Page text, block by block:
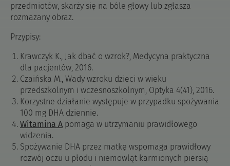
przedmiotów, skarży się na bóle głowy lub zgłasza
rozmazany obraz.
Przypisy:
Krawczyk K., Jak dbać o wzrok?, Medycyna praktyczna
dla pacjentów, 2016.
Czaińska M., Wady wzroku dzieci w wieku
przedszkolnym i wczesnoszkolnym, Optyka 4(41), 2016.
Korzystne działanie występuje w przypadku spożywania
100 mg DHA dziennie.
Witamina A pomaga w utrzymaniu prawidłowego
widzenia.
Spożywanie DHA przez matkę wspomaga prawidłowy
rozwój oczu u płodu i niemowląt karmionych piersią